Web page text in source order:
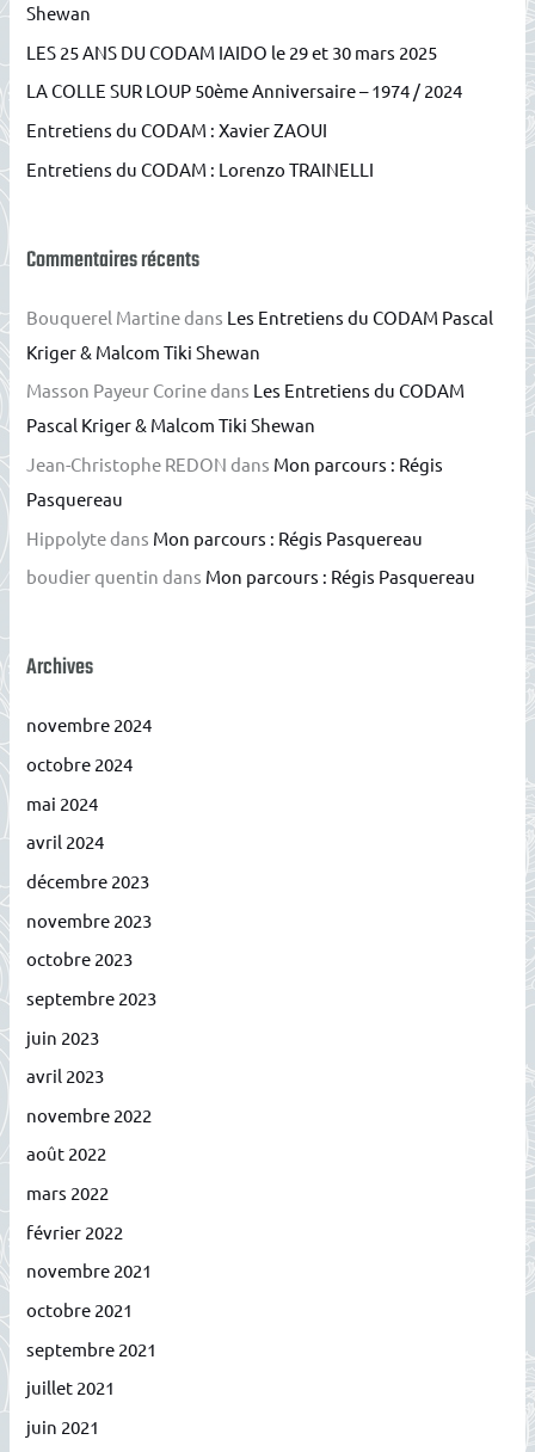
c
h
e
r
Shewan
LES 25 ANS DU CODAM IAIDO le 29 et 30 mars 2025
LA COLLE SUR LOUP 50ème Anniversaire – 1974 / 2024
Entretiens du CODAM : Xavier ZAOUI
Entretiens du CODAM : Lorenzo TRAINELLI
Commentaires récents
Bouquerel Martinedans Les Entretiens du CODAM Pascal
Kriger & Malcom Tiki Shewan
Masson Payeur Corinedans Les Entretiens du CODAM
Pascal Kriger & Malcom Tiki Shewan
Jean-Christophe REDON dans Mon parcours : Régis
Pasquereau
Hippolytedans Mon parcours : Régis Pasquereau
boudier quentin dans Mon parcours : Régis Pasquereau
Archives
novembre 2024
octobre 2024
mai 2024
avril 2024
décembre 2023
novembre 2023
octobre 2023
septembre 2023
juin 2023
avril 2023
novembre 2022
août 2022
mars 2022
février 2022
novembre 2021
octobre 2021
septembre 2021
juillet 2021
juin 2021